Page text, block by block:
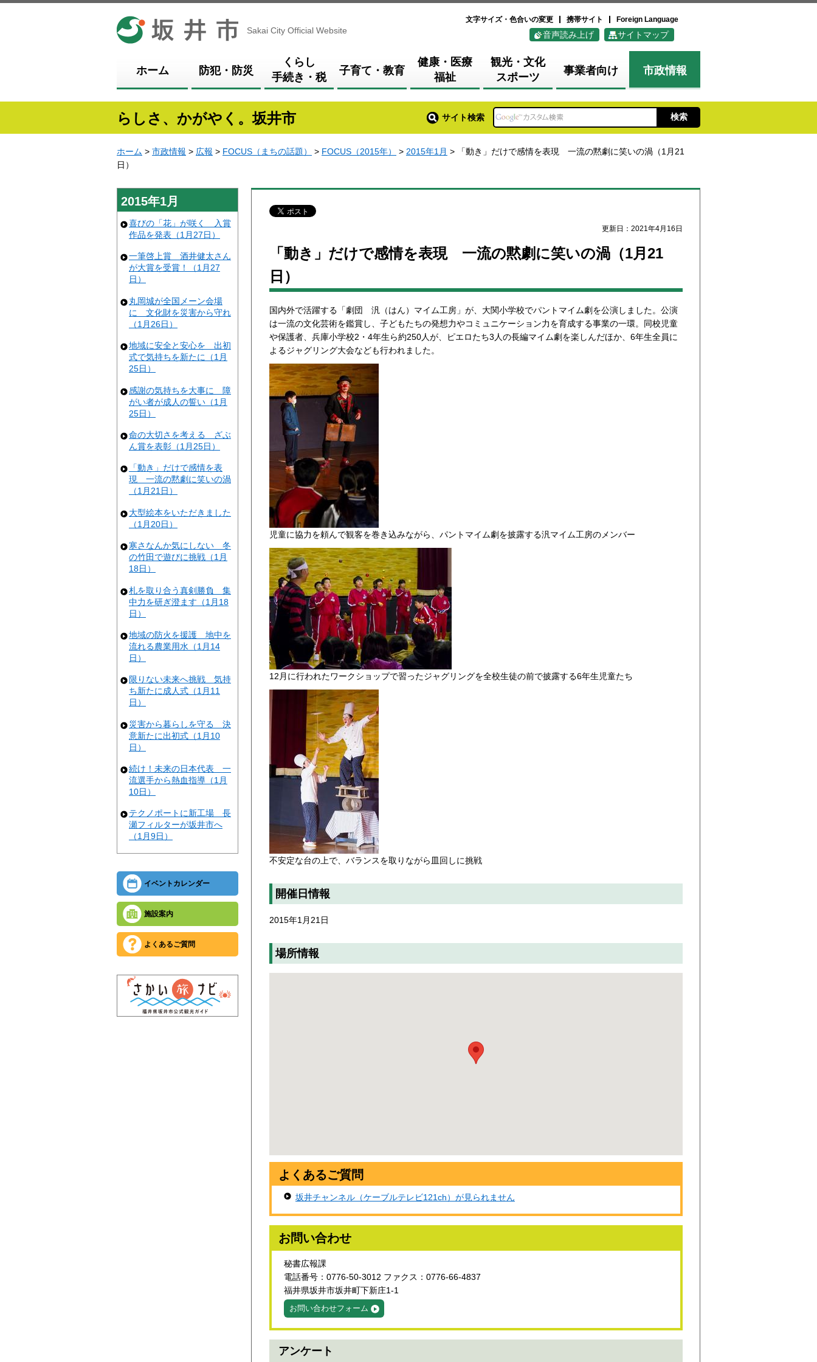
坂井市
Sakai City Official Website
文字サイズ・色合いの変更 携帯サイト Foreign Language
音声読み上げ サイトマップ
ホーム 防犯・防災
くらし
手続き・税
子育て・教育
健康・医療
福祉
観光・文化
スポーツ
事業者向け 市政情報
らしさ、かがやく。坂井市 サイト検索
ホーム > 市政情報 > 広報 > FOCUS（まちの話題） > FOCUS（2015年） > 2015年1月 > 「動き」だけで感情を表現 一流の黙劇に笑いの渦（1月21
日）
2015年1月
喜びの「花」が咲く 入賞
作品を発表（1月27日）
一筆啓上賞 酒井健太さん
が大賞を受賞！（1月27
日）
丸岡城が全国メーン会場
に 文化財を災害から守れ
（1月26日）
地域に安全と安心を 出初
式で気持ちを新たに（1月
25日）
感謝の気持ちを大事に 障
がい者が成人の誓い（1月
25日）
命の大切さを考える ざぶ
ん賞を表彰（1月25日）
「動き」だけで感情を表
現 一流の黙劇に笑いの渦
（1月21日）
大型絵本をいただきました
（1月20日）
寒さなんか気にしない 冬
の竹田で遊びに挑戦（1月
18日）
札を取り合う真剣勝負 集
中力を研ぎ澄ます（1月18
日）
地域の防火を援護 地中を
流れる農業用水（1月14
日）
限りない未来へ挑戦 気持
ち新たに成人式（1月11
日）
災害から暮らしを守る 決
意新たに出初式（1月10
日）
続け！未来の日本代表 一
流選手から熱血指導（1月
10日）
テクノポートに新工場 長
瀬フィルターが坂井市へ
（1月9日）
イベントカレンダー
施設案内
よくあるご質問
更新日：2021年4月16日
「動き」だけで感情を表現 一流の黙劇に笑いの渦（1月21
日）
国内外で活躍する「劇団 汎（はん）マイム工房」が、大関小学校でパントマイム劇を公演しました。公演
は一流の文化芸術を鑑賞し、子どもたちの発想力やコミュニケーション力を育成する事業の一環。同校児童
や保護者、兵庫小学校2・4年生ら約250人が、ピエロたち3人の長編マイム劇を楽しんだほか、6年生全員に
よるジャグリング大会なども行われました。
児童に協力を頼んで観客を巻き込みながら、パントマイム劇を披露する汎マイム工房のメンバー
12月に行われたワークショップで習ったジャグリングを全校生徒の前で披露する6年生児童たち
不安定な台の上で、バランスを取りながら皿回しに挑戦
開催日情報
2015年1月21日
場所情報
よくあるご質問
坂井チャンネル（ケーブルテレビ121ch）が見られません
お問い合わせ
秘書広報課
電話番号：0776-50-3012 ファクス：0776-66-4837
福井県坂井市坂井町下新庄1-1
お問い合わせフォーム
アンケート